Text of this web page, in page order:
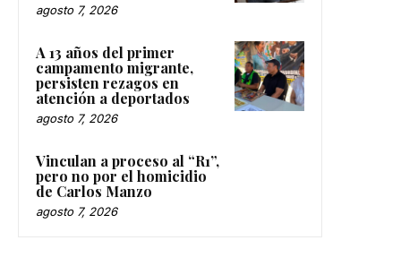
agosto 7, 2026
A 13 años del primer
campamento migrante,
persisten rezagos en
atención a deportados
agosto 7, 2026
Vinculan a proceso al “R1”,
pero no por el homicidio
de Carlos Manzo
agosto 7, 2026